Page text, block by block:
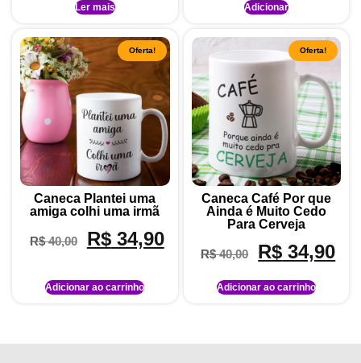
Ler mais Adicionar
Oferta!
Caneca Plantei uma
amiga colhi uma irmã
R$40,00 R$34,90
Adicionar ao carrinho
Oferta!
Caneca Café Por que
Ainda é Muito Cedo
Para Cerveja
R$40,00 R$ 34,90
Adicionar ao carrinho